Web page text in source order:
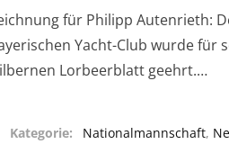
für Philipp Autenrieth:
Yacht-Club wurde für
Lorbeerblatt geehrt.…
Kategorie Nationalmannschaft,